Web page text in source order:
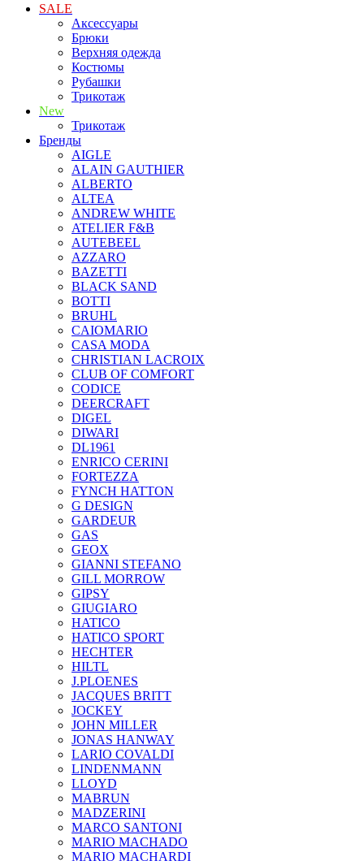
SALE
Аксессуары
Брюки
Верхняя одежда
Костюмы
Рубашки
Трикотаж
New
Трикотаж
Бренды
AIGLE
ALAIN GAUTHIER
ALBERTO
ALTEA
ANDREW WHITE
ATELIER F&B
AUTEBEEL
AZZARO
BAZETTI
BLACK SAND
BOTTI
BRUHL
CAIOMARIO
CASA MODA
CHRISTIAN LACROIX
CLUB OF COMFORT
CODICE
DEERCRAFT
DIGEL
DIWARI
DL1961
ENRICO CERINI
FORTEZZA
FYNCH HATTON
G DESIGN
GARDEUR
GAS
GEOX
GIANNI STEFANO
GILL MORROW
GIPSY
GIUGIARO
HATICO
HATICO SPORT
HECHTER
HILTL
J.PLOENES
JAСQUES BRITT
JOCKEY
JOHN MILLER
JONAS HANWAY
LARIO COVALDI
LINDENMANN
LLOYD
MABRUN
MADZERINI
MARCO SANTONI
MARIO MACHADO
MARIO MACHARDI